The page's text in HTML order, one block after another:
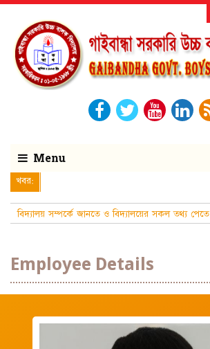
Menu
খবর:
বিদ্যালয় সম্পর্কে জানতে ও বিদ্যালয়ের সকল তথ্য পেতে
Employee Details